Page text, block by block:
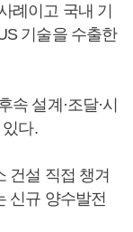
례이고 국내 기
기술을 수출한
속 설계·조달·시
다.
건설 직접 챙겨
신규 양수발전